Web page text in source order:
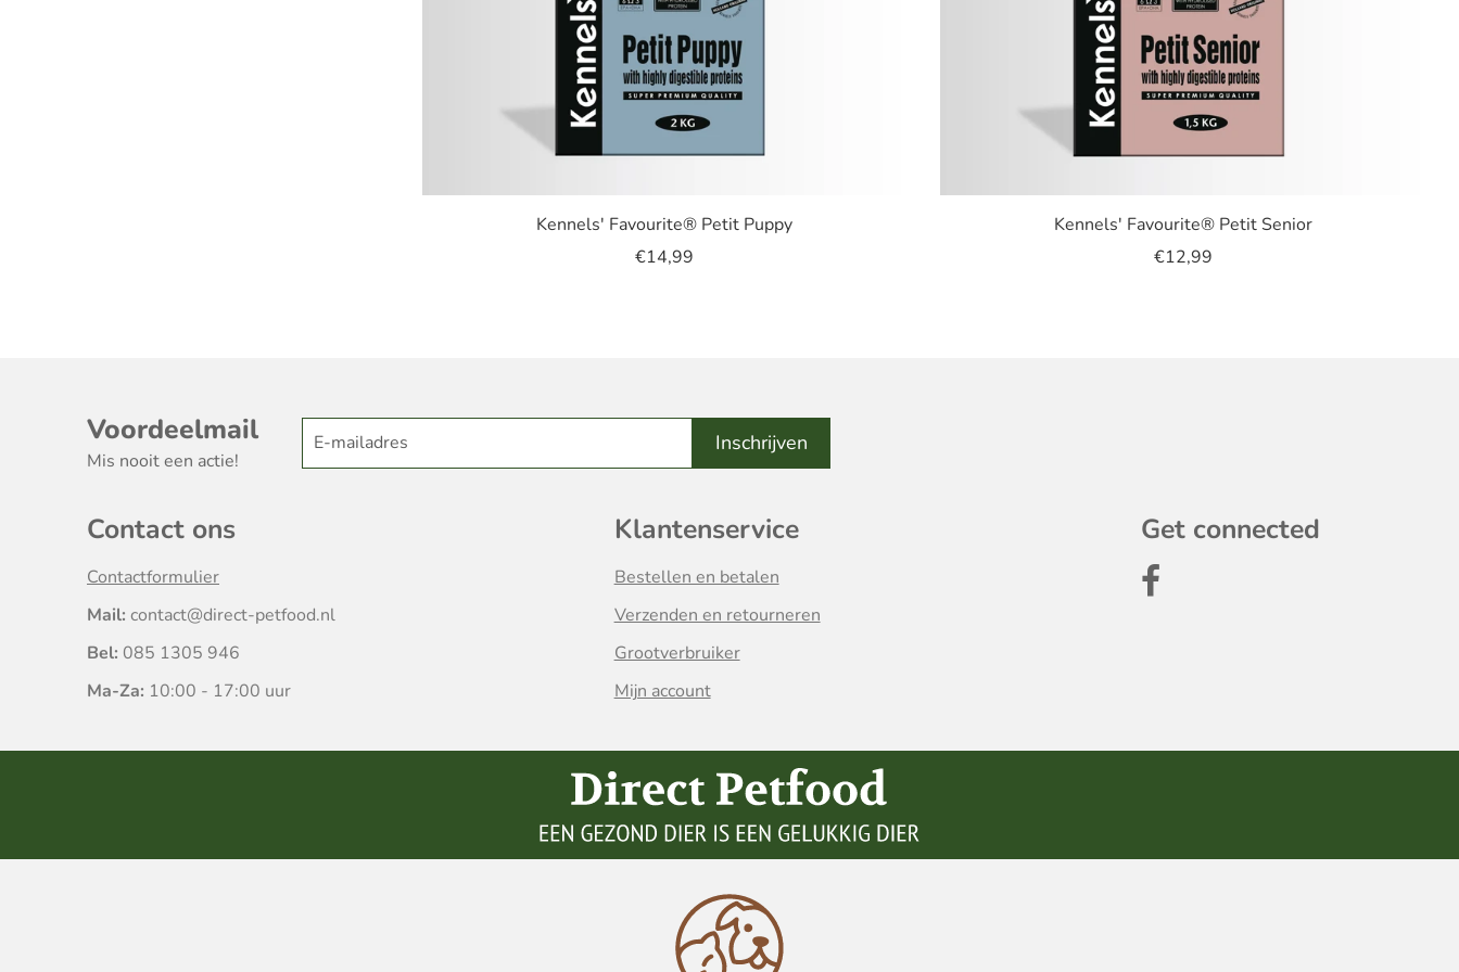
Kennels' Favourite® Petit Puppy
€14,99
Kennels' Favourite® Petit Senior
€12,99
Voordeelmail
Mis nooit een actie!
Contact ons
Contactformulier
Mail: contact@direct-petfood.nl
Bel: 085 1305 946
Ma-Za: 10:00 - 17:00 uur
Klantenservice
Bestellen en betalen
Verzenden en retourneren
Grootverbruiker
Mijn account
Get connected